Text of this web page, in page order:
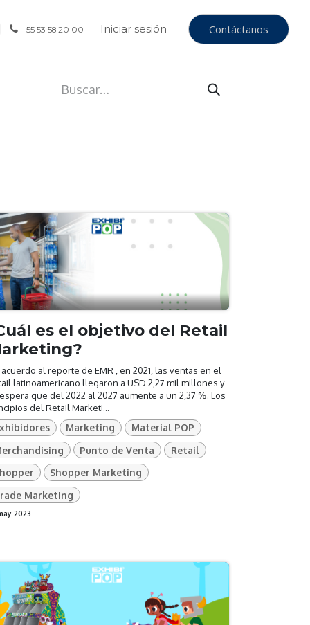
55 53 58 20 00 Iniciar sesión Contáctanos
es el objetivo del Retail
al reporte de EMR , en 2021, las ventas en el
latinoamericano llegaron a USD 2,27 mil millones y
que del 2022 al 2027 aumente a un 2,37 %. Los
del Retail Marketi...
Marketing
Material POP
Punto de Venta
Retail
Shopper Marketing
Marketing
2023